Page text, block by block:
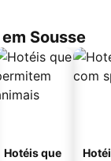
Sousse
Hotéis que